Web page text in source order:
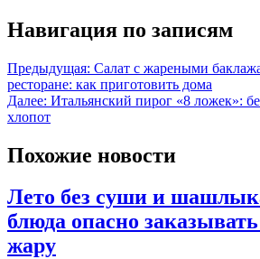
Навигация по записям
Предыдущая: Салат с жареными
ресторане: как приготовить дома
Далее: Итальянский пирог «8 ложек»:
хлопот
Похожие новости
Лето без суши и
блюда опасно
жару